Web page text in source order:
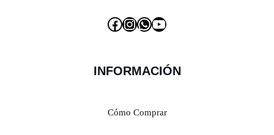
INFORMACIÓN
Cómo Comprar